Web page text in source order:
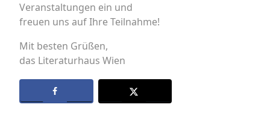
Veranstaltungen ein und
freuen uns auf Ihre Teilnahme!
Mit besten Grüßen,
das Literaturhaus Wien